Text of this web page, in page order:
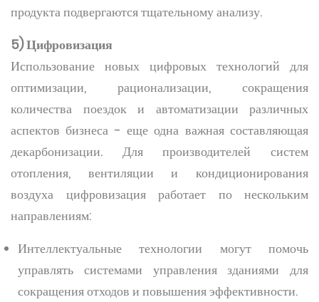
продукта подвергаются тщательному анализу.
5) Цифровизация
Использование новых цифровых технологий для
оптимизации, рационализации, сокращения
количества поездок и автоматизации различных
аспектов бизнеса - еще одна важная составляющая
декарбонизации. Для производителей систем
отопления, вентиляции и кондиционирования
воздуха цифровизация работает по нескольким
направлениям:
Интеллектуальные технологии могут помочь
управлять системами управления зданиями для
сокращения отходов и повышения эффективности.